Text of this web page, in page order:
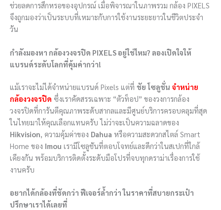
ช่วยลดการสึกหรอของอุปกรณ์ เมื่อพิจารณาในภาพรวม กล้อง PIXELS
จึงถูกมองว่าเป็นระบบที่เหมาะกับการใช้งานระยะยาวในชีวิตประจำ
วัน
กำลังมองหา กล้องวงจรปิด PIXELS อยู่ใช่ไหม? ลองเปิดใจให้
แบรนด์ระดับโลกที่คุ้มค่ากว่า!
แม้เราจะไม่ได้จำหน่ายแบรนด์ Pixels แต่ที่ ชัย โซลูชั่น จำหน่าย
กล้องวงจรปิด ซึ่งเราคัดสรรเฉพาะ “ตัวท็อป” ของวงการกล้อง
วงจรปิดที่การันตีคุณภาพระดับสากลและมีศูนย์บริการครอบคลุมที่สุด
ในไทยมาให้คุณเลือกแทนครับ ไม่ว่าจะเป็นความฉลาดของ
Hikvision , ความคุ้มค่าของ Dahua หรือความสะดวกสไตล์ Smart
Home ของ Imou เรามีโซลูชันที่ตอบโจทย์และดีกว่าในสเปกที่ใกล้
เคียงกัน พร้อมบริการติดตั้งระดับมือโปรที่จบทุกดราม่าเรื่องการใช้
งานครับ
อยากได้กล้องที่ชัดกว่า ฟีเจอร์ล้ำกว่า ในราคาที่สบายกระเป๋า
ปรึกษาเราได้เลยที่